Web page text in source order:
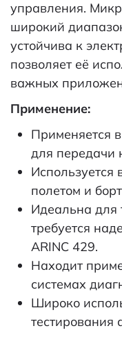
управления.
широкий
устойчива к
позволяет её
важных
Применение:
Применяется
для передачи
Используется
полетом и
Идеальна для
требуется
ARINC 429.
Находит
системах
Широко
тестирования